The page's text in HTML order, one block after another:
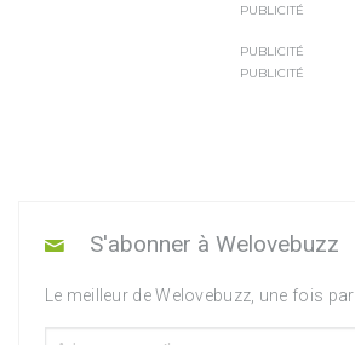
PUBLICITÉ
PUBLICITÉ
PUBLICITÉ
S'abonner à Welovebuzz
Le meilleur de Welovebuzz, une fois